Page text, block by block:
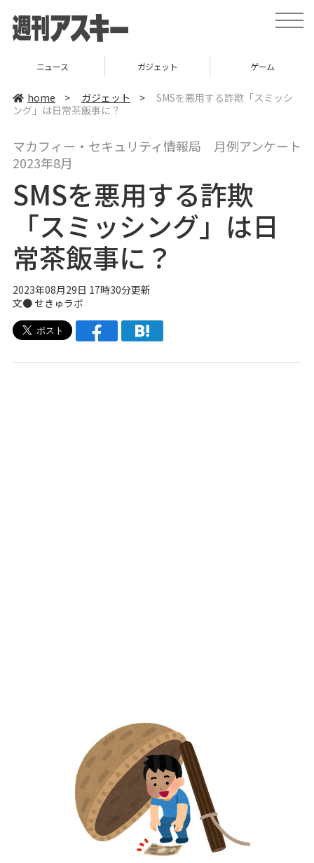
t
o
v
ニュース ガジェット ゲーム
home > ガジェット >
SMSを悪用する詐欺「スミッシ
ング」は日常茶飯事に？
マカフィー・セキュリティ情報局 月例アンケート
2023年8月
SMSを悪用する詐欺
「スミッシング」は日
常茶飯事に？
2023年08月29日 17時30分更新
文● せきゅラボ